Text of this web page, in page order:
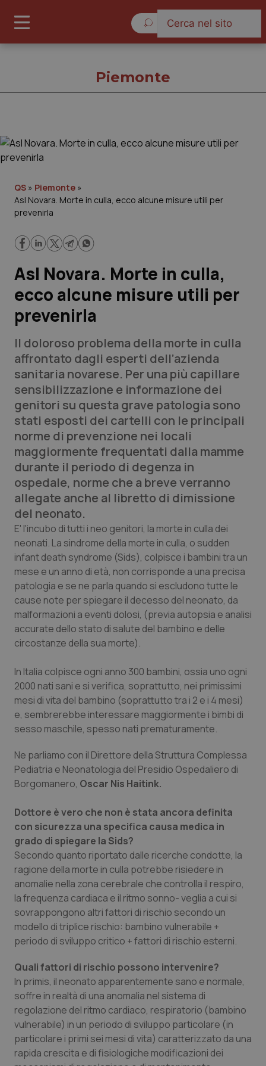
Governo e Parlamento
Regioni e Asl
Lavoro e Professioni
Scienza e Farmaci
Studi e Analisi
Lettere al direttore
Edizioni Regionali
QS Pro
Professionisti Sanitari.AI
Abruzzo
Basilicata
Calabria
Campania
Emilia-Romagna
Friuli Venezia Giulia
Lazio
Liguria
Lombardia
Marche
Molise
Piemonte
Provincia Autonoma di Bolzano
Provincia Autonoma di Trento
Puglia
Sardegna
Sicilia
Toscana
Umbria
QS Pro Gold
Artrite & artrosi
Asma & BPCO
Car-T
Colesterolo & coronaropatie
Dermatite Atopica
Diabete & glucometri
Disturbi dell’umore
Dolore
Donna & Salute
Epatiti
HIV
Infezioni & Febbre
Ipertensione & Scompenso
Malattie rare
Malattia di Crohn & Rettocolite Ulcerosa
Neuroscienze & patologie neurodegenerative
Obesità
Oftalmologia
QS Club Newsletter
Piemonte
QS » Piemonte »
Asl Novara. Morte in culla, ecco alcune misure utili per
prevenirla
Asl Novara. Morte in culla,
ecco alcune misure utili per
prevenirla
Il doloroso problema della morte in culla
affrontato dagli esperti dell’azienda
sanitaria novarese. Per una più capillare
sensibilizzazione e informazione dei
genitori su questa grave patologia sono
stati esposti dei cartelli con le principali
norme di prevenzione nei locali
maggiormente frequentati dalla mamme
durante il periodo di degenza in
ospedale, norme che a breve verranno
allegate anche al libretto di dimissione
del neonato.
E' l'incubo di tutti i neo genitori, la morte in culla dei
neonati. La sindrome della morte in culla, o sudden
infant death syndrome (Sids), colpisce i bambini tra un
mese e un anno di età, non corrisponde a una precisa
patologia e se ne parla quando si escludono tutte le
cause note per spiegare il decesso del neonato, da
malformazioni a eventi dolosi, (previa autopsia e analisi
accurate dello stato di salute del bambino e delle
circostanze della sua morte).
In Italia colpisce ogni anno 300 bambini, ossia uno ogni
2000 nati sani e si verifica, soprattutto, nei primissimi
mesi di vita del bambino (soprattutto tra i 2 e i 4 mesi)
e, sembrerebbe interessare maggiormente i bimbi di
sesso maschile, spesso nati prematuramente.
Ne parliamo con il Direttore della Struttura Complessa
Pediatria e Neonatologia del Presidio Ospedaliero di
Borgomanero, Oscar Nis Haitink.
Dottore è vero che non è stata ancora definita
con sicurezza una specifica causa medica in
grado di spiegare la Sids?
Secondo quanto riportato dalle ricerche condotte, la
ragione della morte in culla potrebbe risiedere in
anomalie nella zona cerebrale che controlla il respiro,
la frequenza cardiaca e il ritmo sonno- veglia a cui si
sovrappongono altri fattori di rischio secondo un
modello di triplice rischio: bambino vulnerabile +
periodo di sviluppo critico + fattori di rischio esterni.
Quali fattori di rischio possono intervenire?
In primis, il neonato apparentemente sano e normale,
soffre in realtà di una anomalia nel sistema di
regolazione del ritmo cardiaco, respiratorio (bambino
vulnerabile) in un periodo di sviluppo particolare (in
particolare i primi sei mesi di vita) caratterizzato da una
rapida crescita e di fisiologiche modificazioni dei